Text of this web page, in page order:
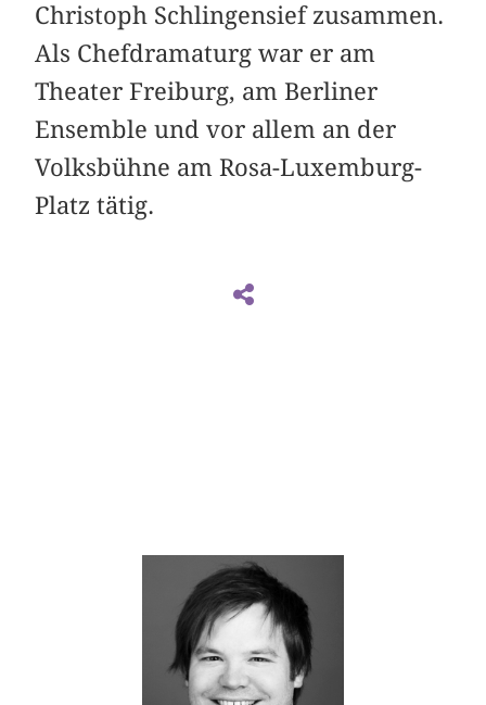
Christoph Schlingensief zusammen.
Als Chefdramaturg war er am
Theater Freiburg, am Berliner
Ensemble und vor allem an der
Volksbühne am Rosa-Luxemburg-
Platz tätig.